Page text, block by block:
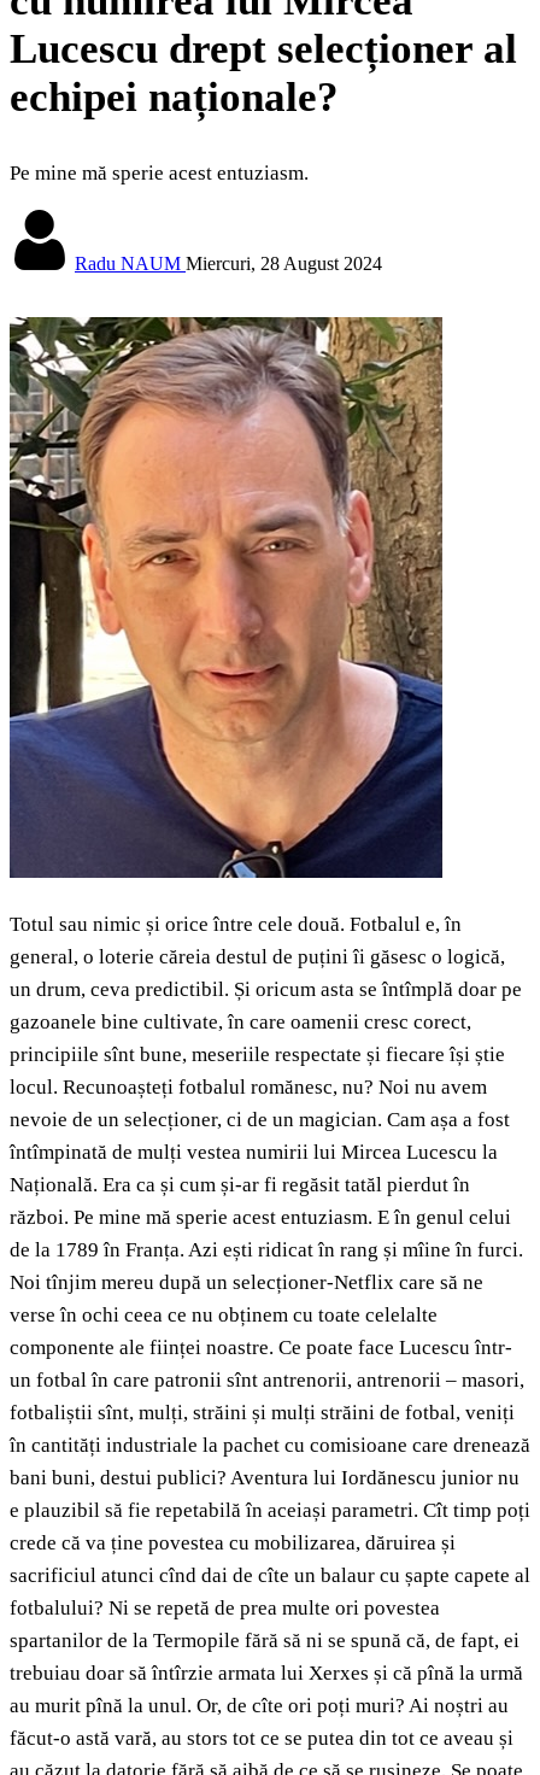
Lucescu drept selecționer al
echipei naționale?
Pe mine mă sperie acest entuziasm.
Radu NAUM Miercuri, 28 August 2024
Totul sau nimic și orice între cele două. Fotbalul e, în
general, o loterie căreia destul de puțini îi găsesc o logică,
un drum, ceva predictibil. Și oricum asta se întîmplă doar pe
gazoanele bine cultivate, în care oamenii cresc corect,
principiile sînt bune, meseriile respectate și fiecare își știe
locul. Recunoașteți fotbalul romănesc, nu? Noi nu avem
nevoie de un selecționer, ci de un magician. Cam așa a fost
întîmpinată de mulți vestea numirii lui Mircea Lucescu la
Națională. Era ca și cum și-ar fi regăsit tatăl pierdut în
război. Pe mine mă sperie acest entuziasm. E în genul celui
de la 1789 în Franța. Azi ești ridicat în rang și mîine în furci.
Noi tînjim mereu după un selecționer-Netflix care să ne
verse în ochi ceea ce nu obținem cu toate celelalte
componente ale ființei noastre. Ce poate face Lucescu într-
un fotbal în care patronii sînt antrenorii, antrenorii – masori,
fotbaliștii sînt, mulți, străini și mulți străini de fotbal, veniți
în cantități industriale la pachet cu comisioane care drenează
bani buni, destui publici? Aventura lui Iordănescu junior nu
e plauzibil să fie repetabilă în aceiași parametri. Cît timp poți
crede că va ține povestea cu mobilizarea, dăruirea și
sacrificiul atunci cînd dai de cîte un balaur cu șapte capete al
fotbalului? Ni se repetă de prea multe ori povestea
spartanilor de la Termopile fără să ni se spună că, de fapt, ei
trebuiau doar să întîrzie armata lui Xerxes și că pînă la urmă
au murit pînă la unul. Or, de cîte ori poți muri? Ai noștri au
făcut-o astă vară, au stors tot ce se putea din tot ce aveau și